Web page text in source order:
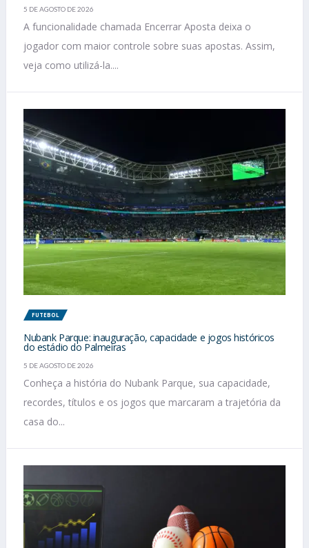
5 DE AGOSTO DE 2026
A funcionalidade chamada Encerrar Aposta deixa o
jogador com maior controle sobre suas apostas. Assim,
veja como utilizá-la....
FUTEBOL
Nubank Parque: inauguração, capacidade e jogos históricos
do estádio do Palmeiras
5 DE AGOSTO DE 2026
Conheça a história do Nubank Parque, sua capacidade,
recordes, títulos e os jogos que marcaram a trajetória da
casa do...